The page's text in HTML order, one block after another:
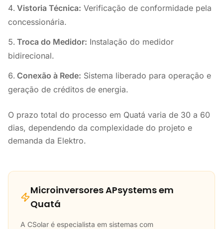
Vistoria Técnica: Verificação de conformidade pela
concessionária.
Troca do Medidor: Instalação do medidor
bidirecional.
Conexão à Rede: Sistema liberado para operação e
geração de créditos de energia.
O prazo total do processo em Quatá varia de 30 a 60
dias, dependendo da complexidade do projeto e
demanda da Elektro.
Microinversores APsystems em
Quatá
A CSolar é especialista em sistemas com